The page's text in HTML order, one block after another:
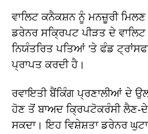
ਵਾਲਿਟ ਕਨੈਕਸ਼ਨ ਨੂੰ ਮਨਜ਼ੂਰੀ
ਡਰੇਨਰ ਸਕ੍ਰਿਪਟ ਪੀੜਤ ਦੇ
ਨਿਯੰਤਰਿਤ ਪਤਿਆਂ 'ਤੇ ਫੰਡ
ਪ੍ਰਾਪਤ ਕਰਦੀ ਹੈ।
ਰਵਾਇਤੀ ਬੈਂਕਿੰਗ ਪ੍ਰਣਾਲੀਆਂ ਦੇ
ਹੋਣ ਤੋਂ ਬਾਅਦ ਕ੍ਰਿਪਟੋਕਰੰਸੀ ਲੈਣ-
ਸਕਦਾ। ਇਹ ਵਿਸ਼ੇਸ਼ਤਾ ਡਰੇਨਰ